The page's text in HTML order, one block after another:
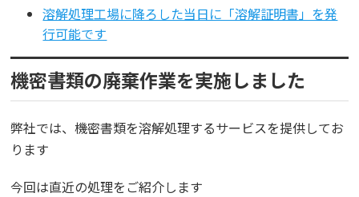
溶解処理工場に降ろした当日に「溶解証明書」を発
行可能です
機密書類の廃棄作業を実施しました
弊社では、機密書類を溶解処理するサービスを提供してお
ります
今回は直近の処理をご紹介します